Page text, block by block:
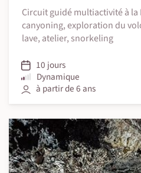
Circuit guidé multiactivité à la
canyoning, exploration du
lave, atelier, snorkeling
10 jours
Dynamique
à partir de 6 ans